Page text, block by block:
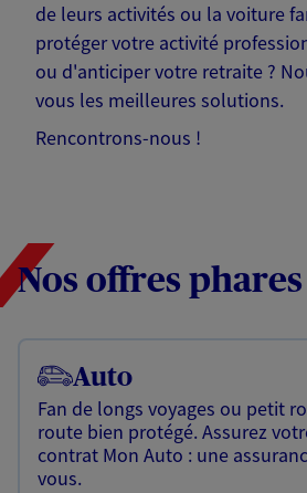
de leurs activités ou la voiture
protéger votre activité
ou d'anticiper votre retraite ?
vous les meilleures solutions.
Rencontrons-nous !
Nos offres phares
Auto
Fan de longs voyages ou petit
route bien protégé. Assurez
contrat Mon Auto : une
vous.